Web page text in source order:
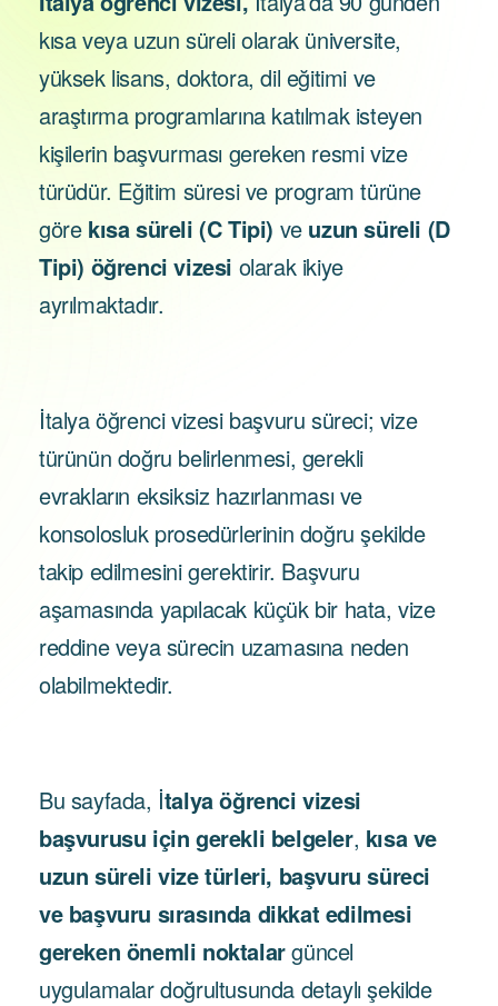
kısa veya uzun süreli olarak üniversite,
yüksek lisans, doktora, dil eğitimi ve
araştırma programlarına katılmak isteyen
kişilerin başvurması gereken resmi vize
türüdür. Eğitim süresi ve program türüne
göre kısa süreli (C Tipi) ve uzun süreli (D
Tipi) öğrenci vizesi olarak ikiye
ayrılmaktadır.
İtalya öğrenci vizesi başvuru süreci; vize
türünün doğru belirlenmesi, gerekli
evrakların eksiksiz hazırlanması ve
konsolosluk prosedürlerinin doğru şekilde
takip edilmesini gerektirir. Başvuru
aşamasında yapılacak küçük bir hata, vize
reddine veya sürecin uzamasına neden
olabilmektedir.
Bu sayfada, İtalya öğrenci vizesi
başvurusu için gerekli belgeler, kısa ve
uzun süreli vize türleri, başvuru süreci
ve başvuru sırasında dikkat edilmesi
gereken önemli noktalargüncel
uygulamalar doğrultusunda detaylı şekilde